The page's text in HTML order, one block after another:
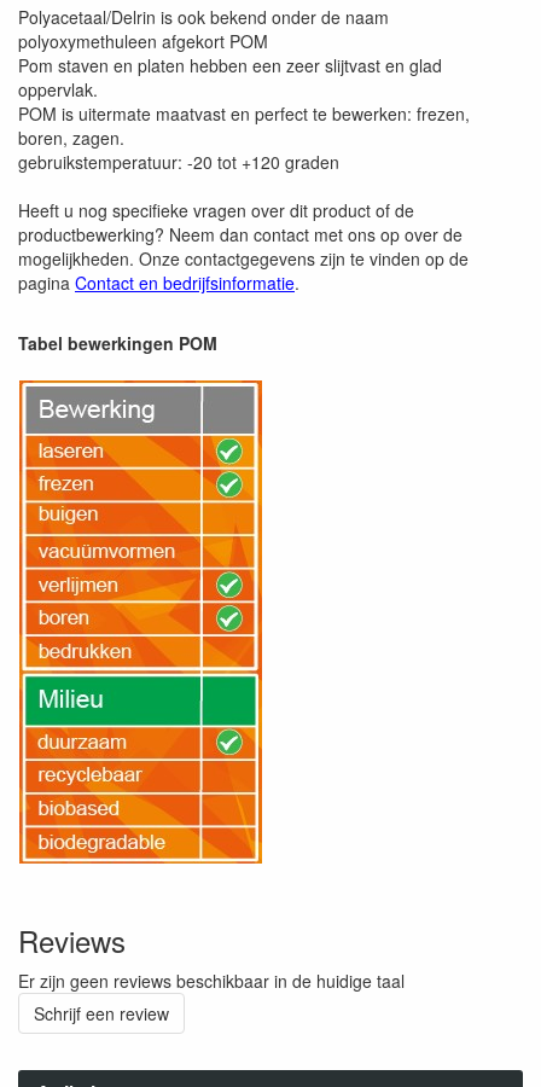
Polyacetaal/Delrin is ook bekend onder de naam
polyoxymethuleen afgekort POM
Pom staven en platen hebben een zeer slijtvast en glad
oppervlak.
POM is uitermate maatvast en perfect te bewerken: frezen,
boren, zagen.
gebruikstemperatuur: -20 tot +120 graden
Heeft u nog specifieke vragen over dit product of de
productbewerking? Neem dan contact met ons op over de
mogelijkheden. Onze contactgegevens zijn te vinden op de
pagina Contact en bedrijfsinformatie.
Tabel bewerkingen POM
Reviews
Er zijn geen reviews beschikbaar in de huidige taal
Schrijf een review